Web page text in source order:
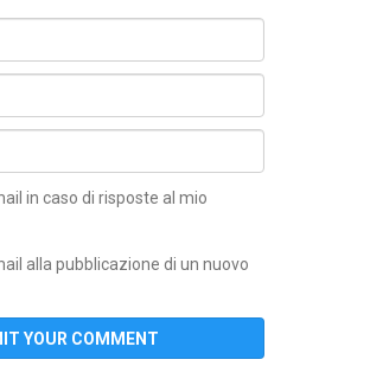
in caso di risposte al mio
alla pubblicazione di un nuovo